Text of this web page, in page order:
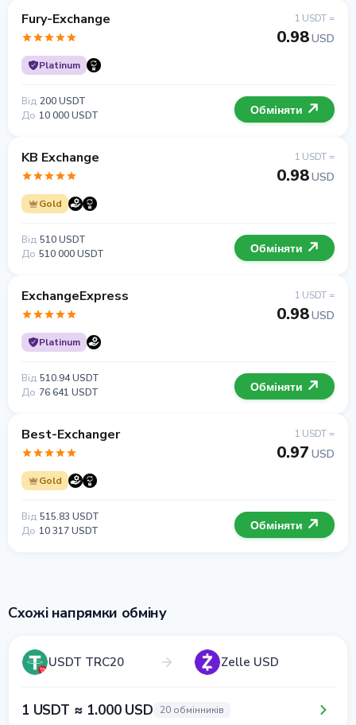
Fury-Exchange
Platinum
1 USDT =
0.98USD
Від 200 USDT
До 10 000 USDT Обміняти
KB Exchange
Gold
1 USDT =
0.98USD
Від 510 USDT
До 510 000 USDT Обміняти
ExchangeExpress
Platinum
1 USDT =
0.98USD
Від 510.94 USDT
До 76 641 USDT Обміняти
Best-Exchanger
Gold
1 USDT =
0.97 USD
Від 515.83 USDT
До 10 317 USDT Обміняти
Схожі напрямки обміну
USDT TRC20 Zelle USD
1 USDT ≈ 1.000 USD 20 обмінників